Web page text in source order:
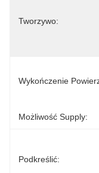
Tworzywo:
Wykończenie
Możliwość Supply:
Podkreślić: